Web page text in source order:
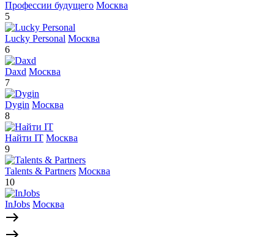
Профессии будущего Москва
5
Lucky Personal Москва
6
Daxd Москва
7
Dygin Москва
8
Найти IT Москва
9
Talents & Partners Москва
10
InJobs Москва